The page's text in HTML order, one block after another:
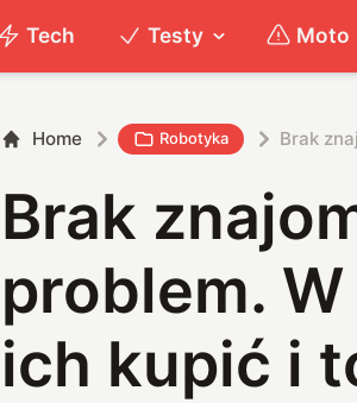
Tech Testy Moto
Home Robotyka Brak
Brak
problem.
ich kupić i